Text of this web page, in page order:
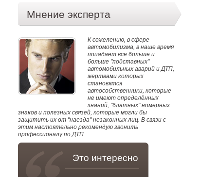
Мнение эксперта
К сожелению, в сфере
автомобилизма, в наше время
попадает все больше и
больше "подставных"
автомобильных аварий и ДТП,
жертвами которых
становятся
автособственники, которые
не имеют определённых
знаний, "блатных" номерных
знаков и полезных связей, которые могли бы
защитить их от "наезда" незаконных лиц. В связи с
этим настоятельно рекомендую звонить
профессионалу по ДТП.
Это интересно